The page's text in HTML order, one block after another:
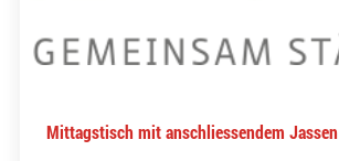
Mittagstisch mit anschliessendem Jassen